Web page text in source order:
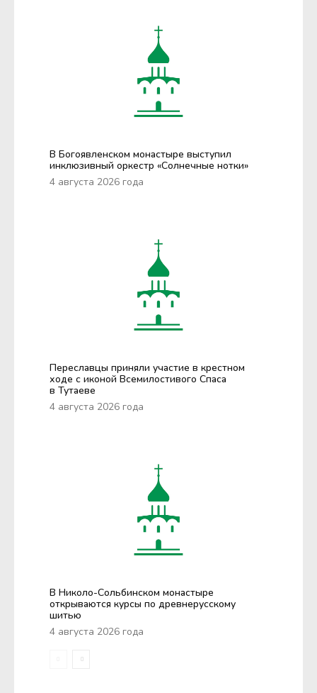
В Богоявленском монастыре выступил
инклюзивный оркестр «Солнечные нотки»
4 августа 2026 года
Переславцы приняли участие в крестном
ходе с иконой Всемилостивого Спаса
в Тутаеве
4 августа 2026 года
В Николо-Сольбинском монастыре
открываются курсы по древнерусскому
шитью
4 августа 2026 года